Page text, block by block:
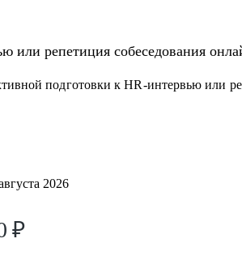
или репетиция собеседования
подготовки к HR-интервью или
2026
₽